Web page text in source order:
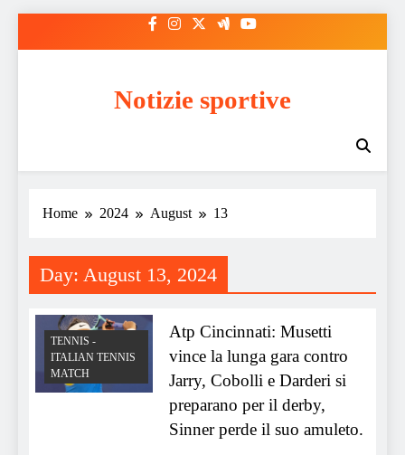
Notizie sportive
Home 2024 August 13
Day: August 13, 2024
TENNIS -
ITALIAN TENNIS
MATCH
Atp Cincinnati: Musetti
vince la lunga gara contro
Jarry, Cobolli e Darderi si
preparano per il derby,
Sinner perde il suo amuleto.